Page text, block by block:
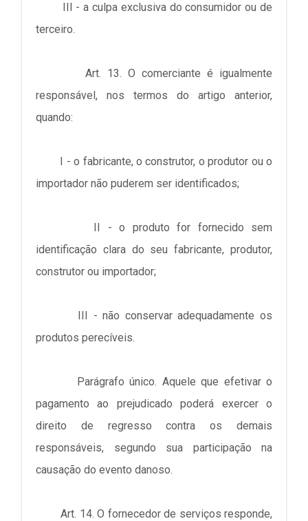
III - a culpa exclusiva do consumidor ou de
terceiro.
Art. 13. O comerciante é igualmente
responsável, nos termos do artigo anterior,
quando:
I - o fabricante, o construtor, o produtor ou o
importador não puderem ser identificados;
II - o produto for fornecido sem
identificação clara do seu fabricante, produtor,
construtor ou importador;
III - não conservar adequadamente os
produtos perecíveis.
Parágrafo único. Aquele que efetivar o
pagamento ao prejudicado poderá exercer o
direito de regresso contra os demais
responsáveis, segundo sua participação na
causação do evento danoso.
Art. 14. O fornecedor de serviços responde,